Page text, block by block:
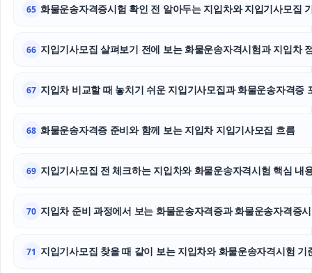
65 화물운송자격증시험 확인 전 알아두는 지입차와 지입기사모집
66 지입기사모집 살펴보기 전에 보는 화물운송자격시험과 지입차
67 지입차 비교할 때 놓치기 쉬운 지입기사모집과 화물운송자격증
68 화물운송자격증 준비와 함께 보는 지입차 지입기사모집 흐름
69 지입기사모집 전 체크하는 지입차와 화물운송자격시험 핵심 내
70 지입차 준비 과정에서 보는 화물운송자격증과 화물운송자격증
71 지입기사모집 찾을 때 같이 보는 지입차와 화물운송자격시험 기